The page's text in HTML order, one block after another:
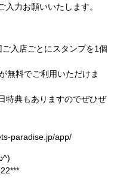
力お願いいたします。
入店ごとにスタンプを1個
無料でご利用いただけま
特典もありますのでぜひぜ
paradise.jp/app/